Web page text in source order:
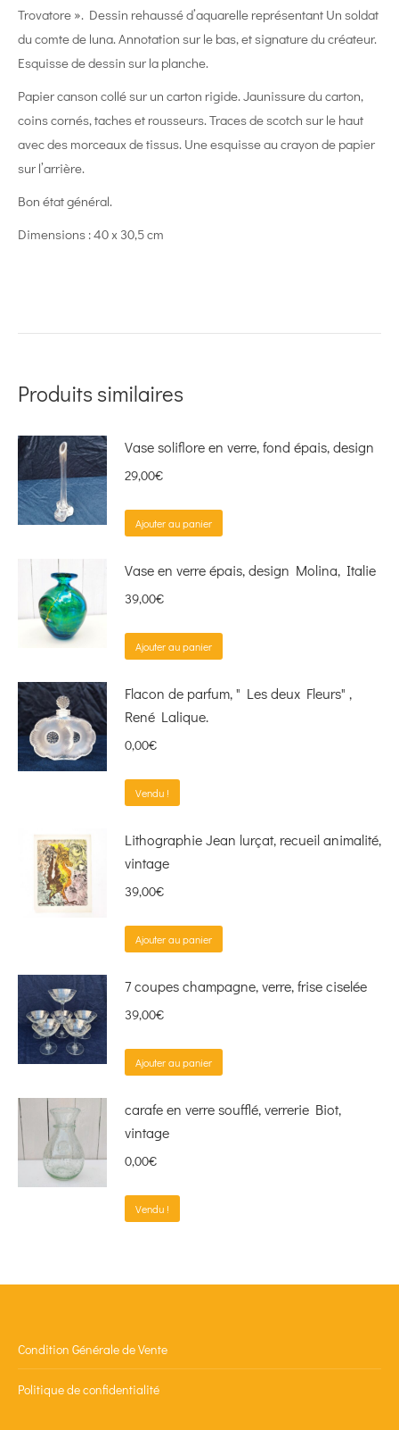
Trovatore ». Dessin rehaussé d’aquarelle représentant Un soldat
du comte de luna. Annotation sur le bas, et signature du créateur.
Esquisse de dessin sur la planche.
Papier canson collé sur un carton rigide. Jaunissure du carton,
coins cornés, taches et rousseurs. Traces de scotch sur le haut
avec des morceaux de tissus. Une esquisse au crayon de papier
sur l’arrière.
Bon état général.
Dimensions : 40 x 30,5 cm
Produits similaires
Vase soliflore en verre, fond épais, design
29,00€
Ajouter au panier
Vase en verre épais, design Molina, Italie
39,00€
Ajouter au panier
Flacon de parfum, " Les deux Fleurs" ,
René Lalique.
0,00€
Vendu !
Lithographie Jean lurçat, recueil animalité,
vintage
39,00€
Ajouter au panier
7 coupes champagne, verre, frise ciselée
39,00€
Ajouter au panier
carafe en verre soufflé, verrerie Biot,
vintage
0,00€
Vendu !
Condition Générale de Vente
Politique de confidentialité